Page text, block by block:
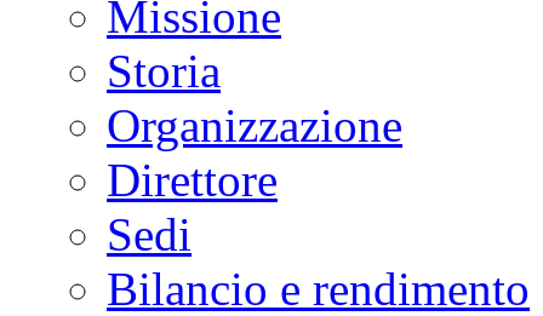
Missione
Storia
Organizzazione
Direttore
Sedi
Bilancio e rendimento